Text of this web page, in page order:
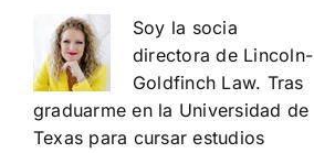
Soy la socia
directora de Lincoln-
Goldfinch Law. Tras
graduarme en la Universidad de
Texas para cursar estudios